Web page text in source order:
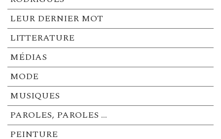
LEUR DERNIER MOT
LITTERATURE
MÉDIAS
MODE
MUSIQUES
PAROLES, PAROLES …
PEINTURE